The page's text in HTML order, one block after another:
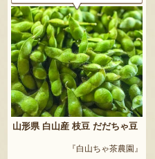
山形県産 尾花沢スイカ 大玉